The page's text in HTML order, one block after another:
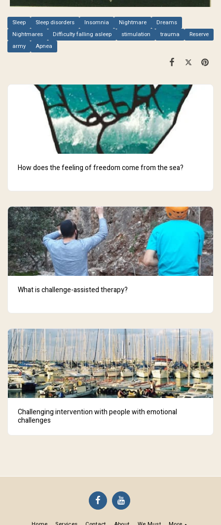
Sleep Sleep disorders Insomnia Nightmare
Dreams
Nightmares
Difficulty falling asleep stimulation trauma
Reserve
army
Apnea
How does the feeling of freedom come from the sea?
What is challenge-assisted therapy?
Challenging intervention with people with emotional
challenges